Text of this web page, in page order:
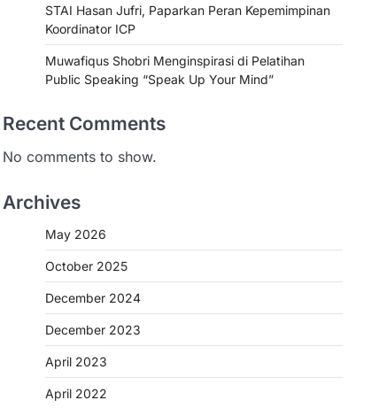
STAI Hasan Jufri, Paparkan Peran Kepemimpinan
Koordinator ICP
Muwafiqus Shobri Menginspirasi di Pelatihan
Public Speaking “Speak Up Your Mind”
Recent Comments
No comments to show.
Archives
May 2026
October 2025
December 2024
December 2023
April 2023
April 2022